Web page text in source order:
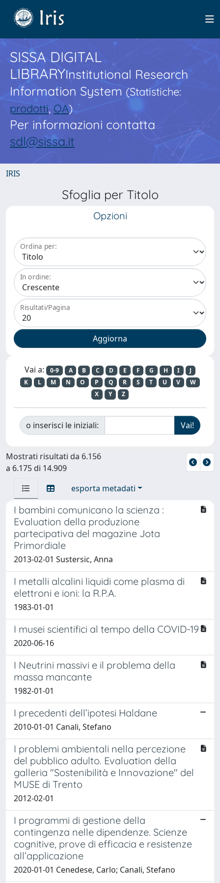
SISSA DIGITAL
LIBRARYInstitutional Research
Information System(Statistiche:
prodotti,OA)
Per informazioni contatta
sdl@sissa.it
IRIS
Sfoglia per Titolo
Opzioni
Ordina per:
In ordine:
Risultati/Pagina
Vai a: 0-9 A B C D E F G H I
J
K
L M N O P Q R S T U V
W
X
Y Z
o inserisci le iniziali:
Mostrati risultati da 6.156
a 6.175 di 14.909
esporta metadati
I bambini comunicano la scienza :
Evaluation della produzione
partecipativa del magazine Jota
Primordiale
2013-02-01 Sustersic, Anna
I metalli alcalini liquidi come plasma di
elettroni e ioni: la R.P.A.
1983-01-01
I musei scientifici al tempo della COVID-19
2020-06-16
I Neutrini massivi e il problema della
massa mancante
1982-01-01
I precedenti dell’ipotesi Haldane
2010-01-01 Canali, Stefano
I problemi ambientali nella percezione
del pubblico adulto. Evaluation della
galleria "Sostenibilità e Innovazione" del
MUSE di Trento
2012-02-01
I programmi di gestione della
contingenza nelle dipendenze. Scienze
cognitive, prove di efficacia e resistenze
all’applicazione
2020-01-01 Cenedese, Carlo; Canali, Stefano